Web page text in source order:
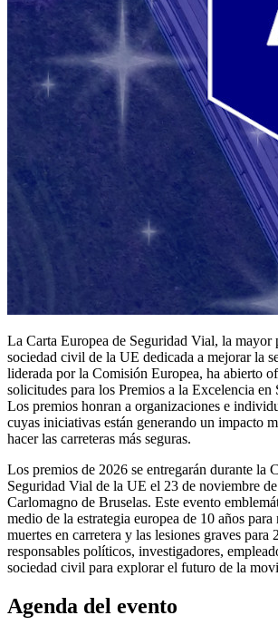
La Carta Europea de Seguridad Vial, la mayor
sociedad civil de la UE dedicada a mejorar la
liderada por la Comisión Europea, ha abierto
solicitudes para los Premios a la Excelencia
Los premios honran a organizaciones e
cuyas iniciativas están generando un impacto
hacer las carreteras más seguras.
Los premios de 2026 se entregarán durante la
Seguridad Vial de la UE el 23 de noviembre
Carlomagno de Bruselas. Este evento
medio de la estrategia europea de 10 años
muertes en carretera y las lesiones graves para
responsables políticos, investigadores,
sociedad civil para explorar el futuro de la
Agenda del evento